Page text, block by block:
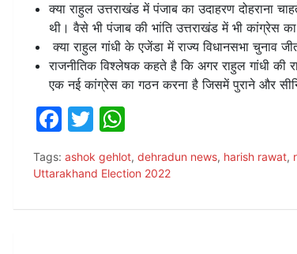
क्या राहुल उत्तराखंड में पंजाब का उदाहरण दोहराना
थी। वैसे भी पंजाब की भांति उत्तराखंड में भी कांग्रेस
क्या राहुल गांधी के एजेंडा में राज्य विधानसभा चुनाव
राजनीतिक विश्लेषक कहते है कि अगर राहुल गांधी की
एक नई कांग्रेस का गठन करना है जिसमें पुराने और
F
c
b
T
w
itt at
A
Tags: ashok gehlot, dehradun news, harish rawat,
Uttarakhand Election 2022